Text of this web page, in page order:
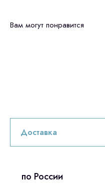
Вам могут понравится
по России